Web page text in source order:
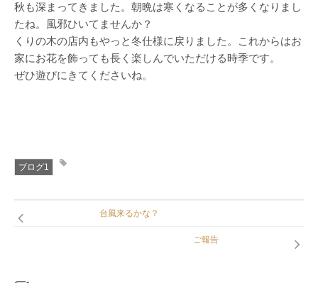
秋も深まってきました。朝晩は寒くなることが多くなりまし
たね。風邪ひいてませんか？
くりの木の店内もやっと冬仕様に戻りました。これからはお
家にお花を飾っても長く楽しんでいただける時季です。
ぜひ遊びにきてくださいね。
ブログ1
台風来るかな？
ご報告